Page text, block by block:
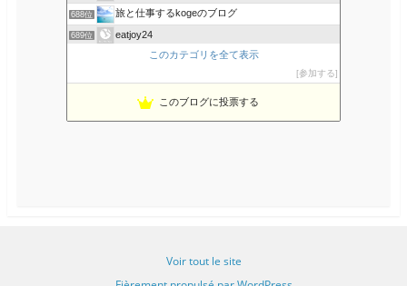
688位 旅と仕事するkogeのブログ
689位 eatjoy24
おっさん女子でも料理が好き
南アフリカ・タウンシップで生活！
693位
このカテゴリを全て表示
参加する
このブログに投票する
Voir tout le site